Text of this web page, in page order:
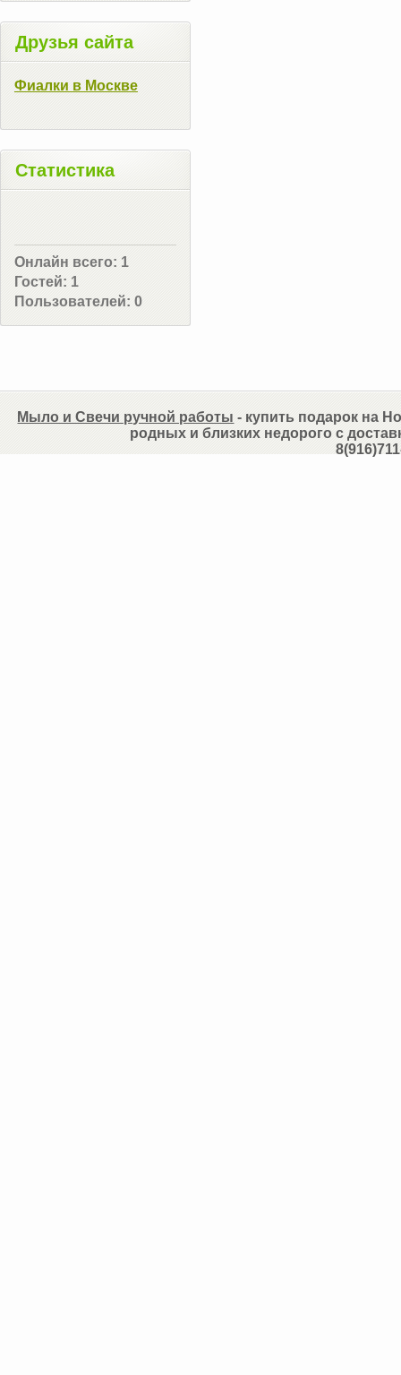
Друзья сайта
Фиалки в Москве
Статистика
Онлайн всего: 1
Гостей: 1
Пользователей: 0
Мыло и Свечи ручной работы - купить подарок на
родных и близких недорого с